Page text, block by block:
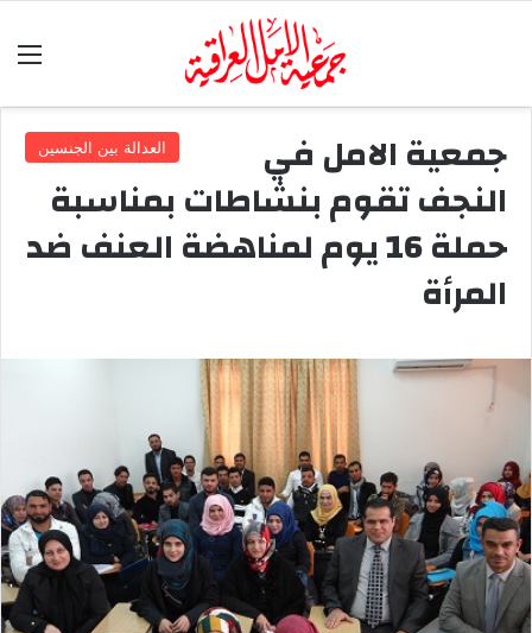
العدالة بين الجنسين جمعية الامل في
النجف تقوم بنشاطات بمناسبة
حملة 16 يوم لمناهضة العنف ضد
المرأة